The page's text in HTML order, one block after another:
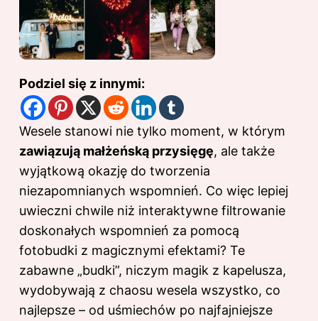
Podziel się z innymi:
Wesele stanowi nie tylko moment, w którym
zawiązują małżeńską przysięgę, ale także
wyjątkową okazję do tworzenia
niezapomnianych wspomnień. Co więc lepiej
uwieczni chwile niż interaktywne filtrowanie
doskonałych wspomnień za pomocą
fotobudki z magicznymi efektami? Te
zabawne „budki”, niczym magik z kapelusza,
wydobywają z chaosu wesela wszystko, co
najlepsze – od uśmiechów po najfajniejsze